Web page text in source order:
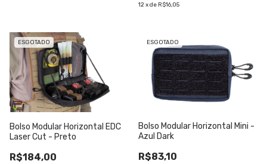
12xde R$16,05
ESGOTADO
Bolso Modular Horizontal EDC
Laser Cut - Preto
R$184,00
ESGOTADO
Bolso Modular Horizontal Mini -
Azul Dark
R$83,10